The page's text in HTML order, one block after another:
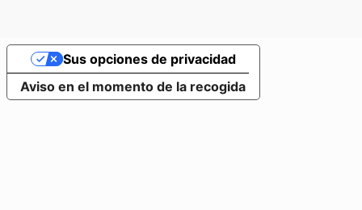
Aviso en el momento de la recogida
Sus opciones de privacidad